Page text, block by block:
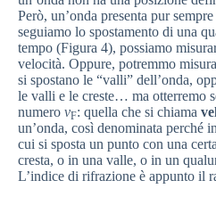
Però, un’onda presenta pur
seguiamo lo spostamento di una
tempo (Figura 4), possiamo
velocità. Oppure, potremmo
si spostano le “valli” dell’onda,
le valli e le creste… ma otterremo
numero vF: quella che si chiama
un’onda, così denominata perché
cui si sposta un punto con una certa
cresta, o in una valle, o in un
L’indice di rifrazione è appunto il